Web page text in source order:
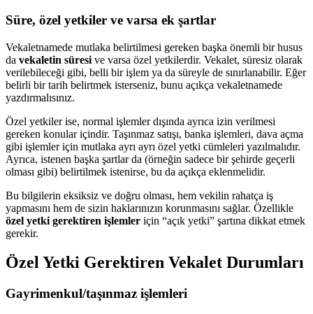
Süre, özel yetkiler ve varsa ek şartlar
Vekaletnamede mutlaka belirtilmesi gereken başka önemli bir husus
da vekaletin süresi ve varsa özel yetkilerdir. Vekalet, süresiz olarak
verilebileceği gibi, belli bir işlem ya da süreyle de sınırlanabilir. Eğer
belirli bir tarih belirtmek isterseniz, bunu açıkça vekaletnamede
yazdırmalısınız.
Özel yetkiler ise, normal işlemler dışında ayrıca izin verilmesi
gereken konular içindir. Taşınmaz satışı, banka işlemleri, dava açma
gibi işlemler için mutlaka ayrı ayrı özel yetki cümleleri yazılmalıdır.
Ayrıca, istenen başka şartlar da (örneğin sadece bir şehirde geçerli
olması gibi) belirtilmek istenirse, bu da açıkça eklenmelidir.
Bu bilgilerin eksiksiz ve doğru olması, hem vekilin rahatça iş
yapmasını hem de sizin haklarınızın korunmasını sağlar. Özellikle
özel yetki gerektiren işlemler için “açık yetki” şartına dikkat etmek
gerekir.
Özel Yetki Gerektiren Vekalet Durumları
Gayrimenkul/taşınmaz işlemleri